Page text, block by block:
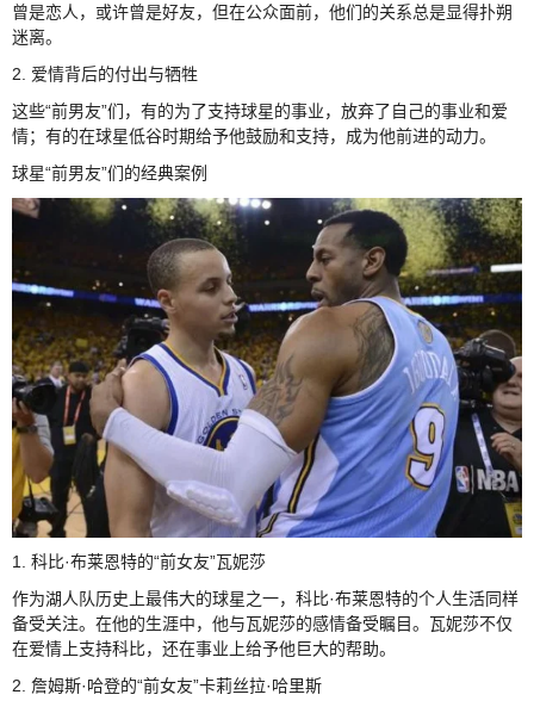
曾是恋人，或许曾是好友，但在公众面前，他们的关系总是显得扑朔
迷离。
2. 爱情背后的付出与牺牲
这些“前男友”们，有的为了支持球星的事业，放弃了自己的事业和爱
情；有的在球星低谷时期给予他鼓励和支持，成为他前进的动力。
球星“前男友”们的经典案例
1. 科比·布莱恩特的“前女友”瓦妮莎
作为湖人队历史上最伟大的球星之一，科比·布莱恩特的个人生活同样
备受关注。在他的生涯中，他与瓦妮莎的感情备受瞩目。瓦妮莎不仅
在爱情上支持科比，还在事业上给予他巨大的帮助。
2. 詹姆斯·哈登的“前女友”卡莉丝拉·哈里斯